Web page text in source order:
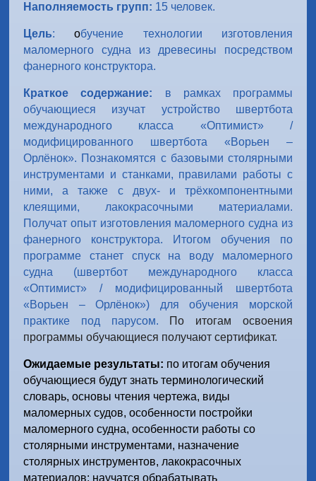
Наполняемость групп: 15 человек.
Цель: обучение технологии изготовления
маломерного судна из древесины посредством
фанерного конструктора.
Краткое содержание: в рамках программы
обучающиеся изучат устройство швертбота
международного класса «Оптимист» /
модифицированного швертбота «Ворьен –
Орлёнок». Познакомятся с базовыми столярными
инструментами и станками, правилами работы с
ними, а также с двух- и трёхкомпонентными
клеящими, лакокрасочными материалами.
Получат опыт изготовления маломерного судна из
фанерного конструктора. Итогом обучения по
программе станет спуск на воду маломерного
судна (швертбот международного класса
«Оптимист» / модифицированный швертбота
«Ворьен – Орлёнок») для обучения морской
практике под парусом. По итогам освоения
программы обучающиеся получают сертификат.
Ожидаемые результаты: по итогам обучения
обучающиеся будут знать терминологический
словарь, основы чтения чертежа, виды
маломерных судов, особенности постройки
маломерного судна, особенности работы со
столярными инструментами, назначение
столярных инструментов, лакокрасочных
материалов; научатся обрабатывать